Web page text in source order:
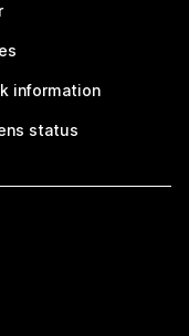
information
status